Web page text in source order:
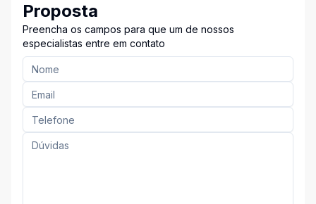
Proposta
Preencha os campos para que um de nossos
especialistas entre em contato